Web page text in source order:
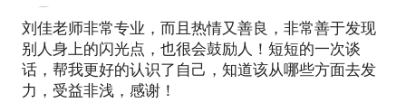
市，举办了18场。2018年初，由我主讲的进阶课程
《优势辅导师研修班》也正式于深圳、北京两地开
班。我是LinkedIn自媒体专栏作家；得到《超级个
体》专栏优势话题的联合策划人；清华大学经济管理
为一名优势教练的？》。关于天赋优势和驱动力领域
的专题文章，请阅读我的公众号：佳语
刘佳老师非常专业，而且热情又善良，非常善于发现
别人身上的闪光点，也很会鼓励人！短短的一次谈
话，帮我更好的认识了自己，知道该从哪些方面去发
力，受益非浅，感谢！